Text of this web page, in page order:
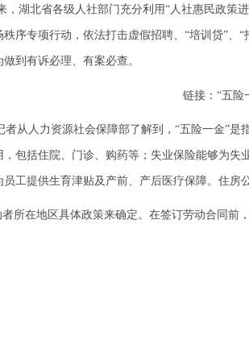
，湖北省各级人社部门充分利用“人社惠民政
序专项行动，依法打击虚假招聘、“培训贷”
到有诉必理、有案必查。
链接： “五险
者从人力资源社会保障部了解到，“五险一金”
包括住院、门诊、购药等；失业保险能够为
工提供生育津贴及产前、产后医疗保障。住房
所在地区具体政策来确定。在签订劳动合同前